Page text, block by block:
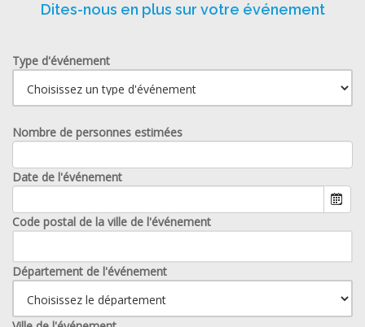
Dites-nous en plus sur votre événement
Type d'événement
Nombre de personnes estimées
Date de l'événement
Code postal de la ville de l'événement
Département de l'événement